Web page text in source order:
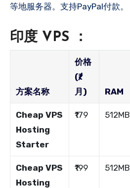
等地服务器。支持PayPal付款。
印度 VPS ：
方案名称
价格
(₹/
月)
RAM
Cheap VPS
Hosting
Starter
₹179 512MB
Cheap VPS
Hosting
₹199 512MB